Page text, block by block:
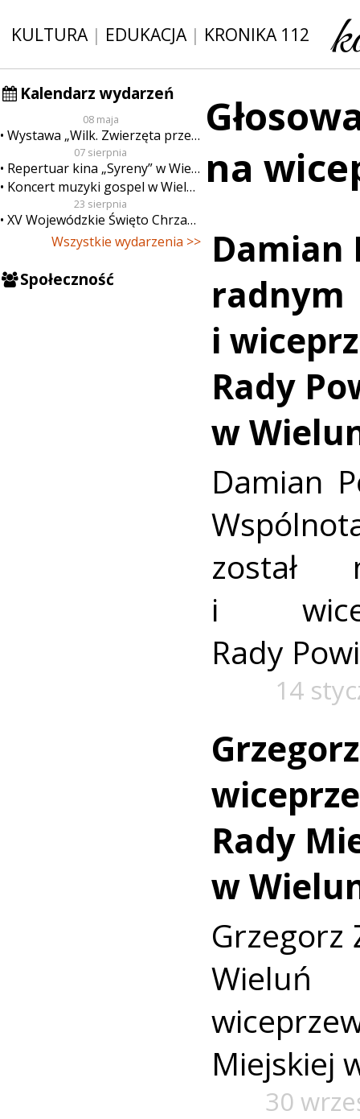
KULTURA| EDUKACJA| KRONIKA 112
Kalendarz wydarzeń
08 maja
Wystawa „Wilk. Zwierzęta przeklęte”
07 sierpnia
Repertuar kina „Syreny” w Wieluniu w dn. od 7 do 13 sierpnia
Koncert muzyki gospel w Wieluniu
23 sierpnia
XV Wojewódzkie Święto Chrzanu
Wszystkie wydarzenia >>
Społeczność
na
Damian
radnym
i
Rady
w
Damian
został
i
Rady
14
Rady
w
Grzegorz
Wieluń
Miejskiej
30